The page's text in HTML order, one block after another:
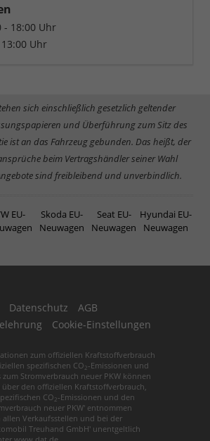
- 18:00 Uhr
Uhr
sich einschließlich gesetzlich geltender
und Überführung zum Sitz des
ist an das Fahrzeug gebunden. Das heißt, der
beim Vertragshändler seiner Wahl
sind freibleibend und unverbindlich.
EU-
Skoda EU-
Neuwagen
Seat EU-
Neuwagen
Hyundai EU-
Neuwagen
Datenschutz
AGB
Cookie-Einstellungen
zum offiziellen Kraftstoffverbrauch
spezifischen CO2 -Emissionen und
zum Stromverbrauch neuer PKW können
über den offiziellen Kraftstoffverbrauch,
CO2 -Emissionen und den
neuer PKW' entnommen
allen Verkaufsstellen und bei der
Treuhand GmbH' unentgeltlich